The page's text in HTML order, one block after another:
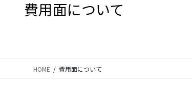
費用面について
HOME 費用面について